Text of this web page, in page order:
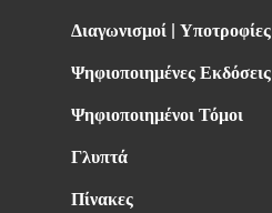
Διαγωνισμοί | Υποτροφίες
Ψηφιοποιημένες Εκδόσεις
Ψηφιοποιημένοι Τόμοι
Γλυπτά
Πίνακες